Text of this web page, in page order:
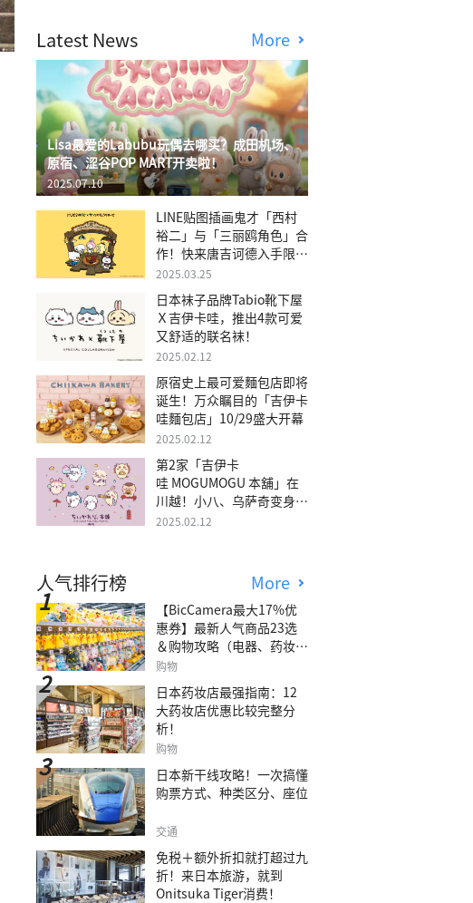
Latest News More
Lisa最爱的Labubu玩偶去哪买？成田机场、
原宿、涩谷POP MART开卖啦！
2025.07.10
LINE贴图插画鬼才「西村
裕二」与「三丽鸥角色」合
作！快来唐吉诃德入手限量
商品
2025.03.25
日本袜子品牌Tabio靴下屋
Ｘ吉伊卡哇，推出4款可爱
又舒适的联名袜！
2025.02.12
原宿史上最可爱麵包店即将
诞生！万众瞩目的「吉伊卡
哇麵包店」10/29盛大开幕
2025.02.12
第2家「吉伊卡
哇 MOGUMOGU 本舖」在
川越！小八、乌萨奇变身可
爱地瓜！
2025.02.12
人气排行榜 More
【BicCamera最大17%优
惠券】最新人气商品23选
＆购物攻略（电器、药妆、
玩具等）
购物
日本药妆店最强指南：12
大药妆店优惠比较完整分
析！
购物
日本新干线攻略！一次搞懂
购票方式、种类区分、座位
交通
免税＋额外折扣就打超过九
折！来日本旅游，就到
Onitsuka Tiger消费！